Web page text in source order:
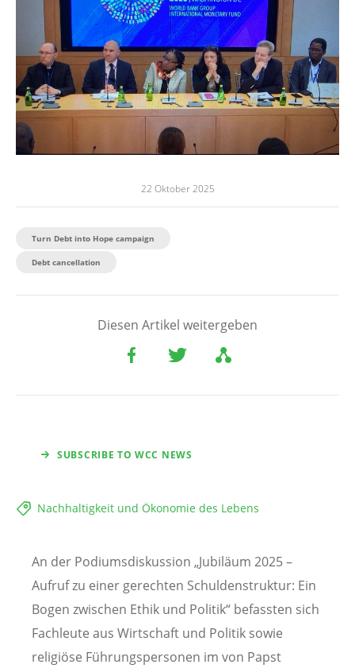
22 Oktober 2025
Turn Debt into Hope campaign
Debt cancellation
Diesen Artikel weitergeben
SUBSCRIBE TO WCC NEWS
Nachhaltigkeit und Ökonomie des Lebens
An der Podiumsdiskussion „Jubiläum 2025 –
Aufruf zu einer gerechten Schuldenstruktur: Ein
Bogen zwischen Ethik und Politik“ befassten sich
Fachleute aus Wirtschaft und Politik sowie
religiöse Führungspersonen im von Papst